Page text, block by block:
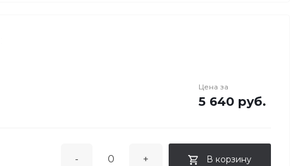
Цена за
5 640 руб.
- + В корзину